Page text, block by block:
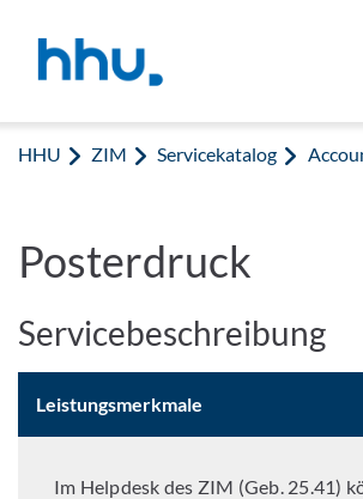
HHU ZIM Servicekatalog
Posterdruck
Servicebeschreibung
Leistungsmerkmale
Im Helpdesk des ZIM (Geb. 25.41)